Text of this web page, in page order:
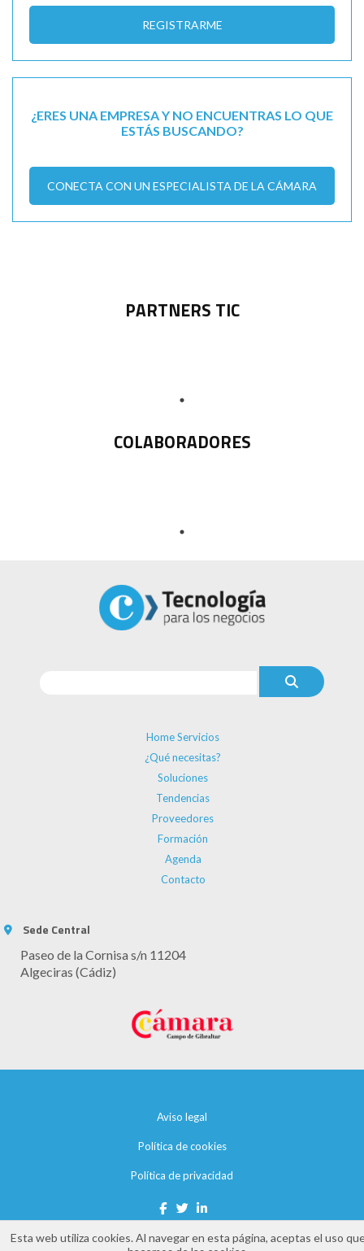
REGISTRARME
¿ERES UNA EMPRESA Y NO ENCUENTRAS LO QUE
ESTÁS BUSCANDO?
CONECTA CON UN ESPECIALISTA DE LA CÁMARA
PARTNERS TIC
COLABORADORES
Home Servicios
¿Qué necesitas?
Soluciones
Tendencias
Proveedores
Formación
Agenda
Contacto
Sede Central
Paseo de la Cornisa s/n 11204
Algeciras (Cádiz)
Aviso legal
Política de cookies
Política de privacidad
Esta web utiliza cookies. Al navegar en esta página, aceptas el uso